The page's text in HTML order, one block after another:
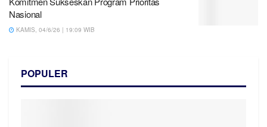
Nasional
KAMIS, 04/6/26 | 19:09 WIB
POPULER